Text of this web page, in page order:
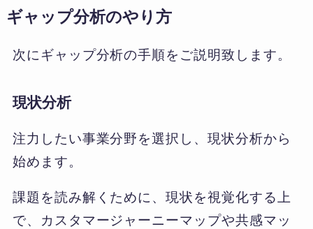
ギャップ分析のやり方
次にギャップ分析の手順をご説明致します。
現状分析
注力したい事業分野を選択し、現状分析から
始めます。
課題を読み解くために、現状を視覚化する上
で、カスタマージャーニーマップや共感マッ